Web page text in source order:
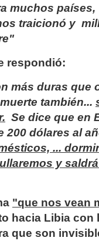
muchos
traicionó y
respondió:
más duras que
también...
Se dice que en
200 dólares al
...
y
"que nos vean
hacia Libia con
que son